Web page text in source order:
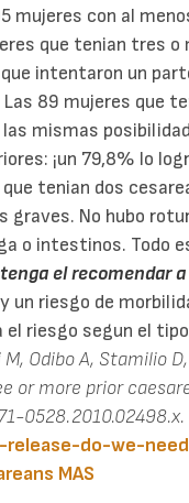
mujeres con al
que tenian tres o
intentaron un
89 mujeres que
mismas
¡un 79,8% lo
tenian dos
graves. No hubo
o intestinos. Todo
el recomendar
un riesgo de
riesgo segun el
M, Odibo A, Stamilio
or more prior
0528.2010.02498.x.
do-we-
MAS